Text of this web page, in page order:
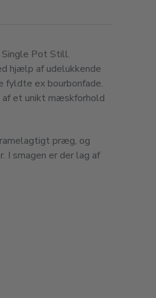
Pot Still.
hjælp af udelukkende
fyldte ex bourbonfade.
af et unikt mæskforhold
præg, og
I smagen er der lag af